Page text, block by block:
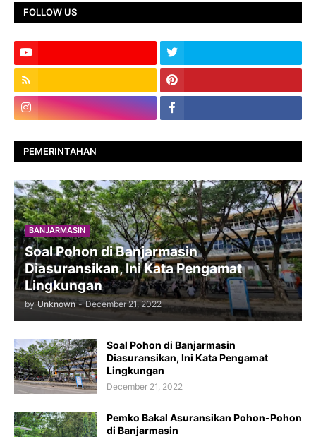
FOLLOW US
PEMERINTAHAN
BANJARMASIN
Soal Pohon di Banjarmasin
Diasuransikan, Ini Kata Pengamat
Lingkungan
by Unknown - December 21, 2022
Soal Pohon di Banjarmasin
Diasuransikan, Ini Kata Pengamat
Lingkungan
December 21, 2022
Pemko Bakal Asuransikan Pohon-Pohon
di Banjarmasin